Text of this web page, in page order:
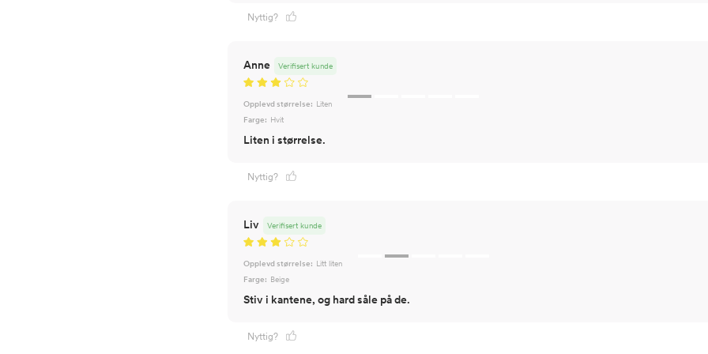
Nyttig?
Anne Verifisert kunde
Opplevd størrelse: Liten
Farge: Hvit
Liten i størrelse.
Nyttig?
Liv Verifisert kunde
Opplevd størrelse: Litt liten
Farge: Beige
Stiv i kantene, og hard såle på de.
Nyttig?